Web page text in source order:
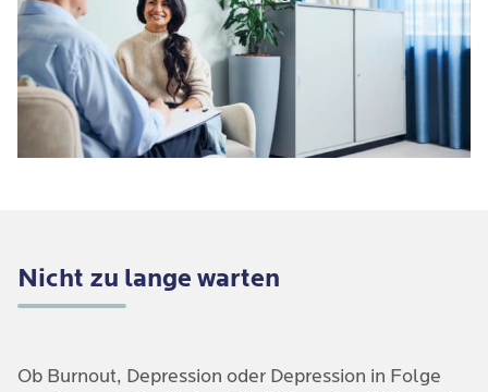
Nicht zu lange warten
Ob Burnout, Depression oder Depression in Folge